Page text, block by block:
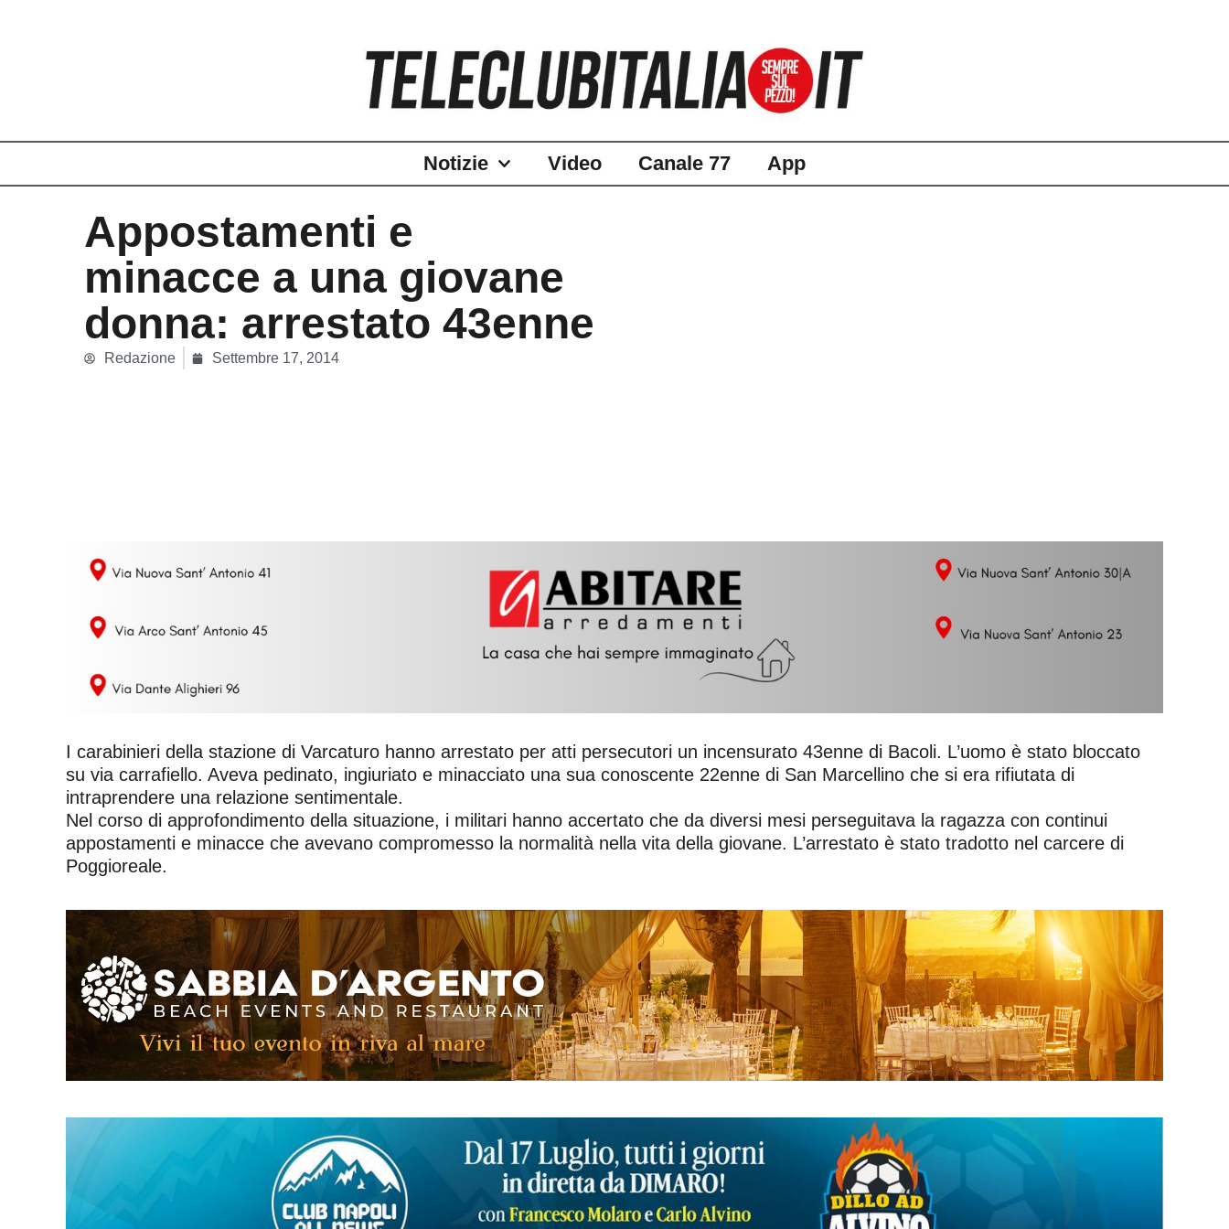
Notizie Video Canale 77 App
Appostamenti e
minacce a una giovane
donna: arrestato 43enne
Redazione Settembre 17, 2014
I carabinieri della stazione di Varcaturo hanno arrestato per atti persecutori un incensurato 43enne di Bacoli. L’uomo è stato bloccato
su via carrafiello. Aveva pedinato, ingiuriato e minacciato una sua conoscente 22enne di San Marcellino che si era rifiutata di
intraprendere una relazione sentimentale.
Nel corso di approfondimento della situazione, i militari hanno accertato che da diversi mesi perseguitava la ragazza con continui
appostamenti e minacce che avevano compromesso la normalità nella vita della giovane. L’arrestato è stato tradotto nel carcere di
Poggioreale.